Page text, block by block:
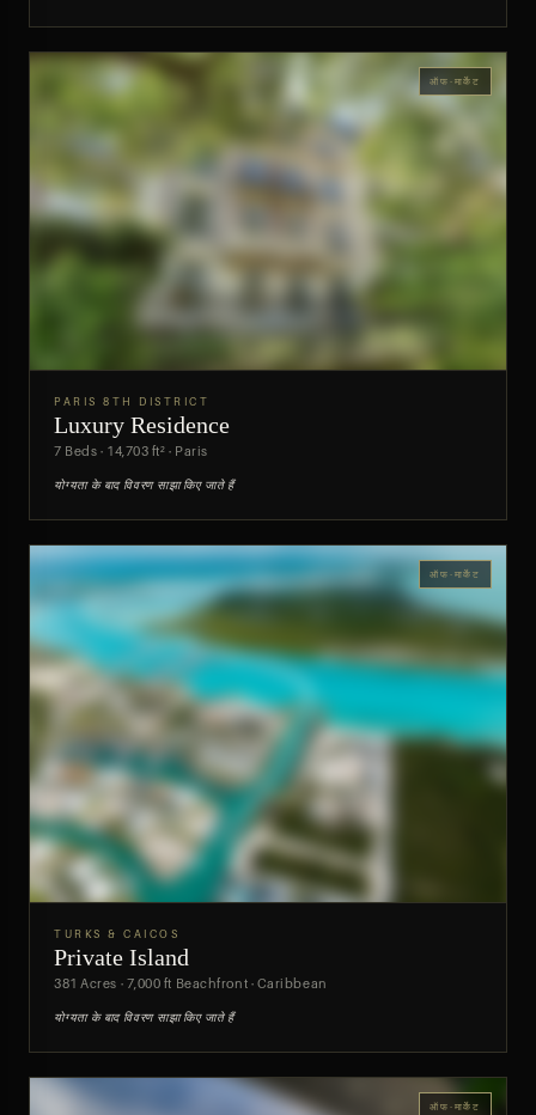
पूर्वावलोकन
ऑफ-मार्केट
PARIS 8TH DISTRICT
Luxury Residence
7 Beds · 14,703 ft² · Paris
योग्यता के बाद विवरण साझा किए जाते हैं
पूर्वावलोकन
ऑफ-मार्केट
TURKS & CAICOS
Private Island
381 Acres · 7,000 ft Beachfront · Caribbean
योग्यता के बाद विवरण साझा किए जाते हैं
ऑफ-मार्केट